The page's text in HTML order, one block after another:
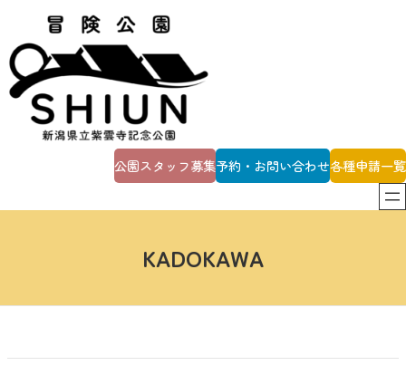
を
ス
キ
公園スタッフ募集予約・お問い合わせ各種申請一覧
KADOKAWA